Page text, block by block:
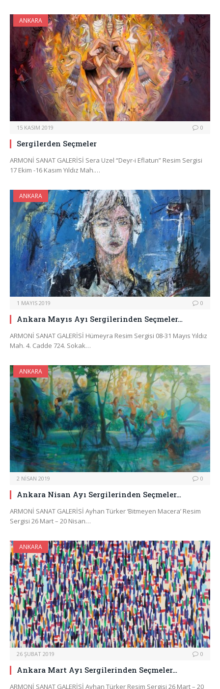
ANKARA
15 KASIM 2019 0
Sergilerden Seçmeler
ARMONİ SANAT GALERİSİ Sera Uzel “Deyr-i Eflatun” Resim Sergisi
17 Ekim -16 Kasım Yıldız Mah.…
ANKARA
1 MAYIS 2019 0
Ankara Mayıs Ayı Sergilerinden Seçmeler…
ARMONİ SANAT GALERİSİ Hümeyra Resim Sergisi 08-31 Mayıs Yıldız
Mah. 4. Cadde 724. Sokak…
ANKARA
2 NISAN 2019 0
Ankara Nisan Ayı Sergilerinden Seçmeler…
ARMONİ SANAT GALERİSİ Ayhan Türker ‘Bitmeyen Macera’ Resim
Sergisi 26 Mart – 20 Nisan…
ANKARA
26 ŞUBAT 2019 0
Ankara Mart Ayı Sergilerinden Seçmeler…
ARMONİ SANAT GALERİSİ Ayhan Türker Resim Sergisi 26 Mart – 20